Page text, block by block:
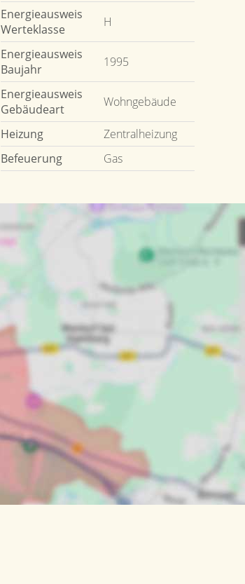
Energieausweis
Werteklasse
H
Energieausweis
Baujahr
1995
Energieausweis
Gebäudeart
Wohngebäude
Heizung
Zentralheizung
Befeuerung
Gas